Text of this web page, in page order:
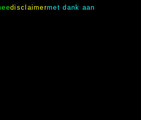
disclaimermet dank aan